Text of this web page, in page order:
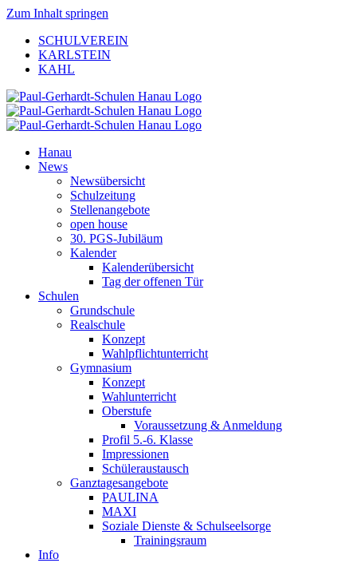
Zum Inhalt springen
SCHULVEREIN
KARLSTEIN
KAHL
Hanau
News
Newsübersicht
Schulzeitung
Stellenangebote
open house
30. PGS-Jubiläum
Kalender
Kalenderübersicht
Tag der offenen Tür
Schulen
Grundschule
Realschule
Konzept
Wahlpflichtunterricht
Gymnasium
Konzept
Wahlunterricht
Oberstufe
Voraussetzung & Anmeldung
Profil 5.-6. Klasse
Impressionen
Schüleraustausch
Ganztagesangebote
PAULINA
MAXI
Soziale Dienste & Schulseelsorge
Trainingsraum
Info